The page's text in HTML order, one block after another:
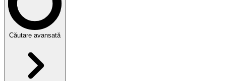
Căutare avansată